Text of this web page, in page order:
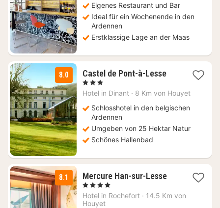
119
€
Eigenes Restaurant und Bar
Ideal für ein Wochenende in den
Ardennen
Erstklassige Lage an der Maas
8.0 Castel de Pont-à-Lesse1
ab
€
, 3 Sterne
Hotel in Dinant · 8 Km von Houyet
Schlosshotel in den belgischen
Ardennen
Umgeben von 25 Hektar Natur
Schönes Hallenbad
8.1 Mercure Han-sur-Lesse1
ab
, 4 Sterne
Hotel in Rochefort · 14.5 Km von
Houyet